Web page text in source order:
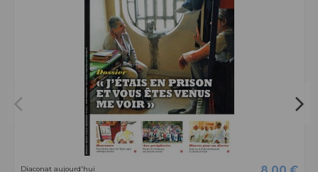
Diaconat aujourd'hui